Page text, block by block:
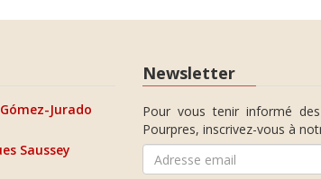
Jurado
Saussey
Newsletter
Pour vous tenir informé
Pourpres, inscrivez-vous à